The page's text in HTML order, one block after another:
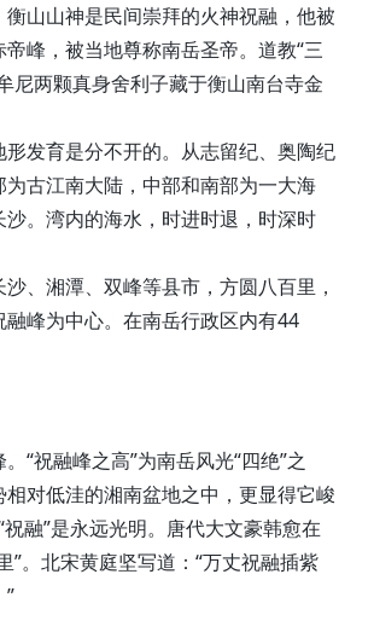
山山神是民间崇拜的火神祝融，他被
峰，被当地尊称南岳圣帝。道教“三
尼两颗真身舍利子藏于衡山南台寺金
发育是分不开的。从志留纪、奥陶纪
古江南大陆，中部和南部为一大海
。湾内的海水，时进时退，时深时
、湘潭、双峰等县市，方圆八百里，
峰为中心。在南岳行政区内有44
“祝融峰之高”为南岳风光“四绝”之
对低洼的湘南盆地之中，更显得它峻
融”是永远光明。唐代大文豪韩愈在
”。北宋黄庭坚写道：“万丈祝融插紫